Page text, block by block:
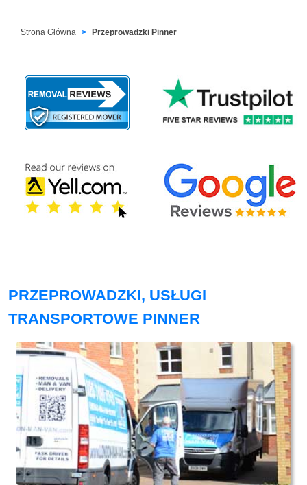
Strona Główna Przeprowadzki Pinner
PRZEPROWADZKI, USŁUGI
TRANSPORTOWE PINNER